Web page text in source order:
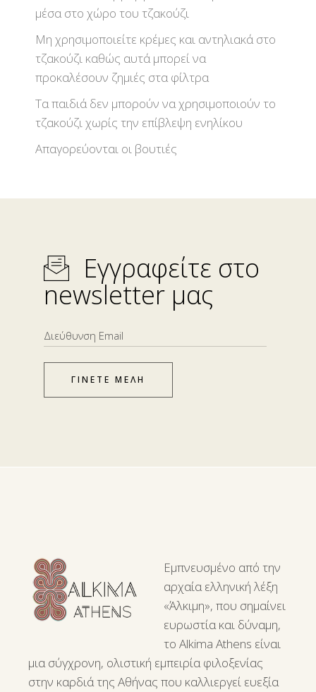
μέσα στο χώρο του τζακούζι
Μη χρησιμοποιείτε κρέμες και αντηλιακά στο
τζακούζι καθώς αυτά μπορεί να
προκαλέσουν ζημιές στα φίλτρα
Τα παιδιά δεν μπορούν να χρησιμοποιούν το
τζακούζι χωρίς την επίβλεψη ενηλίκου
Απαγορεύονται οι βουτιές
Εγγραφείτε στο
newsletter μας
ΓΙΝΕΤΕ ΜΕΛΗ
Εμπνευσμένο από την
αρχαία ελληνική λέξη
«Άλκιμη», που σημαίνει
ευρωστία και δύναμη,
το Alkima Athens είναι
μια σύγχρονη, ολιστική εμπειρία φιλοξενίας
στην καρδιά της Αθήνας που καλλιεργεί ευεξία